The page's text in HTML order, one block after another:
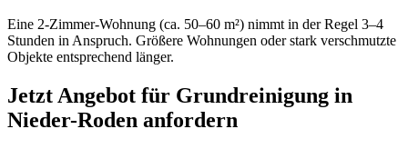
Eine 2-Zimmer-Wohnung (ca. 50–60 m²) nimmt in der Regel 3–4
Stunden in Anspruch. Größere Wohnungen oder stark verschmutzte
Objekte entsprechend länger.
Jetzt Angebot für Grundreinigung in
Nieder-Roden anfordern